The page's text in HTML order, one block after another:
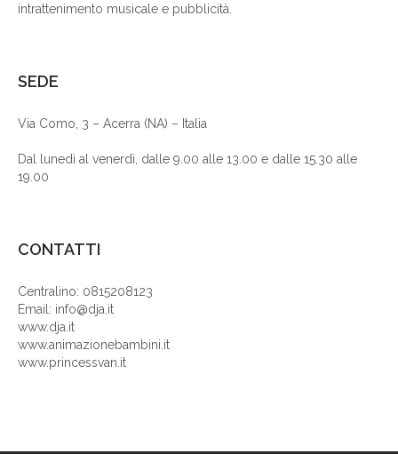
intrattenimento musicale e pubblicità.
SEDE
Via Como, 3 – Acerra (NA) – Italia
Dal lunedì al venerdì, dalle 9.00 alle 13.00 e dalle 15.30 alle
19.00
CONTATTI
Centralino: 0815208123
Email: info@dja.it
www.dja.it
www.animazionebambini.it
www.princessvan.it